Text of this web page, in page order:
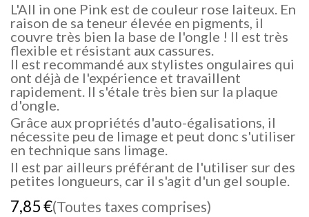
L'All in one Pink est de couleur rose laiteux. En
raison de sa teneur élevée en pigments, il
couvre très bien la base de l'ongle ! Il est très
flexible et résistant aux cassures.
Il est recommandé aux stylistes ongulaires qui
ont déjà de l'expérience et travaillent
rapidement. Il s'étale très bien sur la plaque
d'ongle.
Grâce aux propriétés d'auto-égalisations, il
nécessite peu de limage et peut donc s'utiliser
en technique sans limage.
Il est par ailleurs préférant de l'utiliser sur des
petites longueurs, car il s'agit d'un gel souple.
7,85€(Toutes taxes comprises)